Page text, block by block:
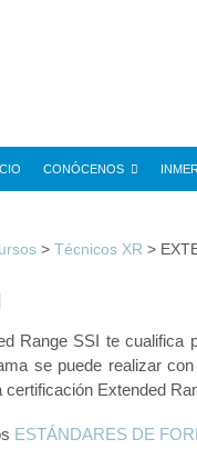
CONÓCENOS
> Técnicos XR >
Range SSI te cualifica
se puede realizar
certificación Extended
ESTÁNDARES DE